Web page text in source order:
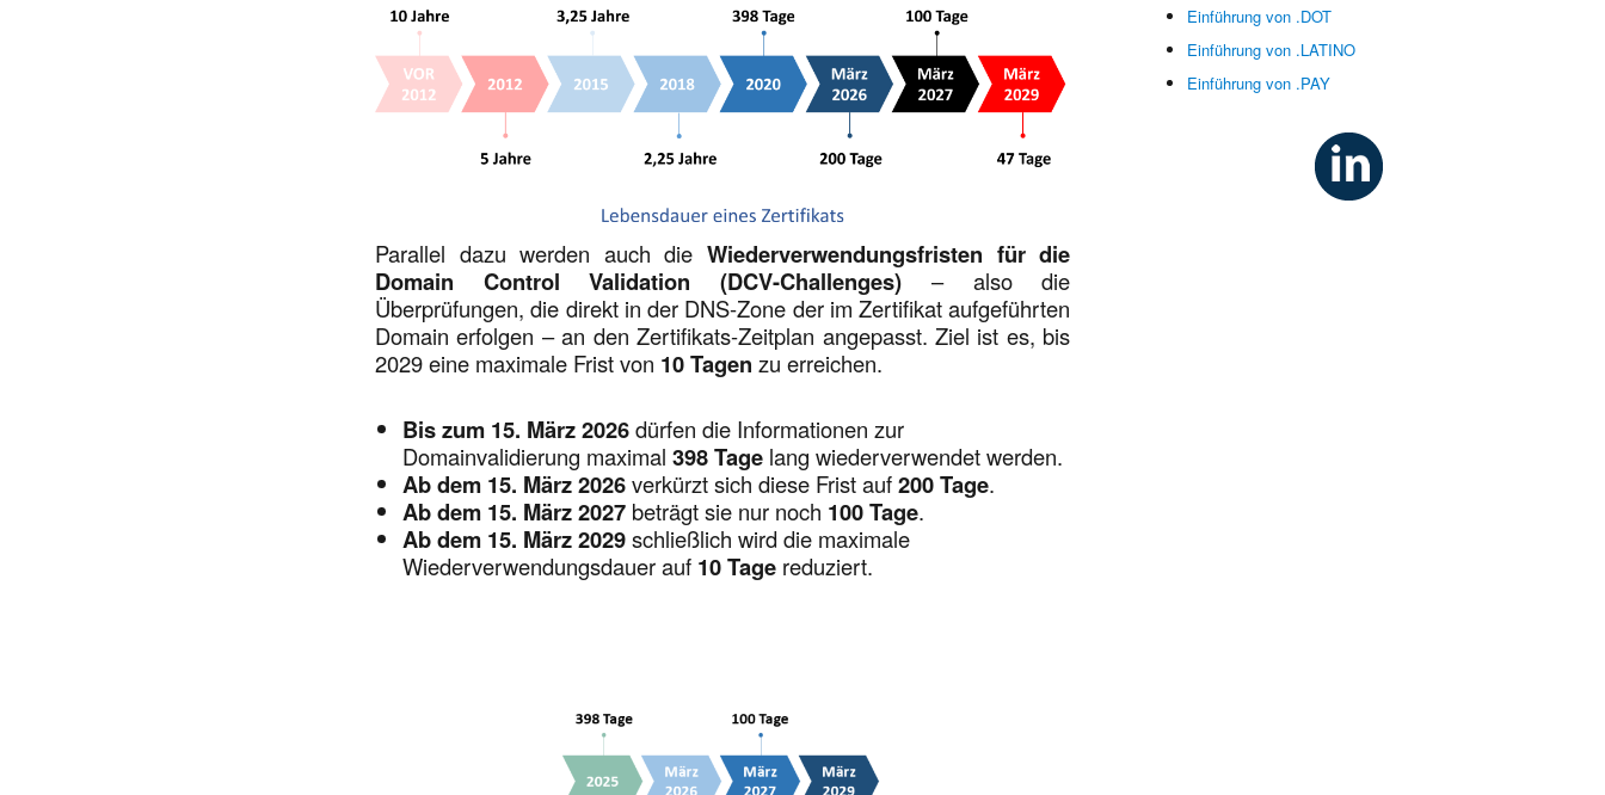
Parallel dazu werden auch dieWiederverwendungsfristen für die
Domain Control Validation (DCV-Challenges) – also die
Überprüfungen, die direkt in der DNS-Zone der im Zertifikat aufgeführten
Domain erfolgen – an den Zertifikats-Zeitplan angepasst. Ziel ist es, bis
2029 eine maximale Frist von 10 Tagen zu erreichen.
Bis zum 15. März 2026dürfen die Informationen zur
Domainvalidierung maximal398 Tage lang wiederverwendet werden.
Ab dem 15. März 2026verkürzt sich diese Frist auf200 Tage.
Ab dem 15. März 2027 beträgt sie nur noch 100 Tage.
Ab dem 15. März 2029schließlich wird die maximale
Wiederverwendungsdauer auf 10 Tage reduziert.
Einführung von .DOT
Einführung von .LATINO
Einführung von .PAY